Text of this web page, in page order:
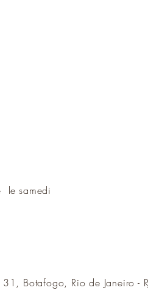
le samedi
Botafogo, Rio de Janeiro -